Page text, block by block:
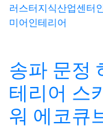
러스터지식산업센터
미어인테리어
송파 문정
테리어 스
워 에코큐